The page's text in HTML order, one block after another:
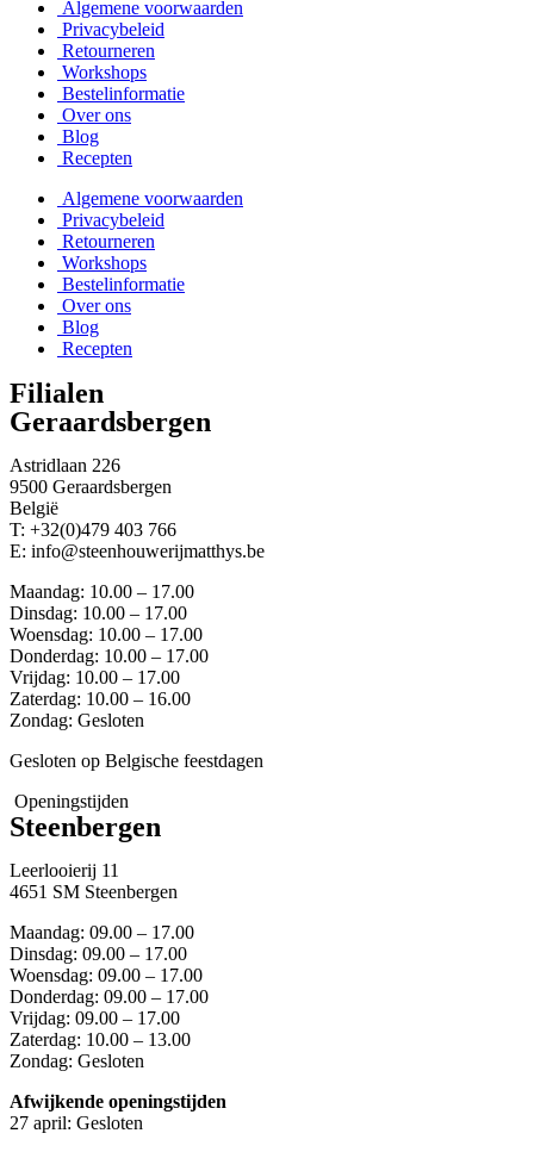
Algemene voorwaarden
Privacybeleid
Retourneren
Workshops
Bestelinformatie
Over ons
Blog
Recepten
Algemene voorwaarden
Privacybeleid
Retourneren
Workshops
Bestelinformatie
Over ons
Blog
Recepten
Filialen
Geraardsbergen
Astridlaan 226
9500 Geraardsbergen
België
T: +32(0)479 403 766
E: info@steenhouwerijmatthys.be
Maandag: 10.00 – 17.00
Dinsdag: 10.00 – 17.00
Woensdag: 10.00 – 17.00
Donderdag: 10.00 – 17.00
Vrijdag: 10.00 – 17.00
Zaterdag: 10.00 – 16.00
Zondag: Gesloten
Gesloten op Belgische feestdagen
Openingstijden
Steenbergen
Leerlooierij 11
4651 SM Steenbergen
Maandag: 09.00 – 17.00
Dinsdag: 09.00 – 17.00
Woensdag: 09.00 – 17.00
Donderdag: 09.00 – 17.00
Vrijdag: 09.00 – 17.00
Zaterdag: 10.00 – 13.00
Zondag: Gesloten
Afwijkende openingstijden
27 april: Gesloten